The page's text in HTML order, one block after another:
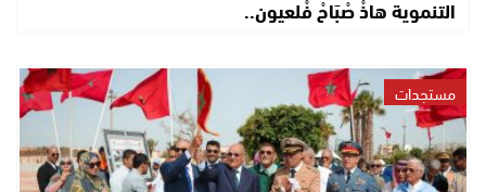
التنموية هاذْ صْبَاحْ فْلعيون..
مستجدات